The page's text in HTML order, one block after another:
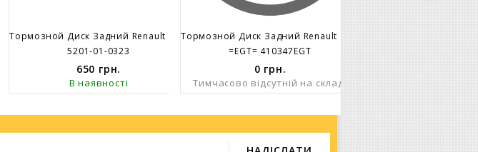
Тормозной Диск Задний Renault 19 Clio Megan (238x8mm.)
Тормозной Диск Задний Renault 19 Clio Megan (238x8mm.)
5201-01-0323
650 грн.
В наявності
=EGT= 410347EGT
0 грн.
Тимчасово відсутній на складі